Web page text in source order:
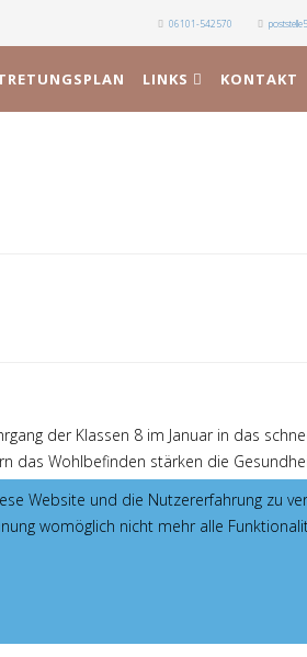
06101-542570
LINKS KONTAKT
der Klassen 8 im Januar in das
das Wohlbefinden stärken die
Wohl der ganztägig skilaufenden
in einem Bergrestaurant verzehrt.
Kleingruppen. Anfänger erlernen das
erlernen die für Sporttreiben im Schnee
Website und die Nutzererfahrung zu
womöglich nicht mehr alle